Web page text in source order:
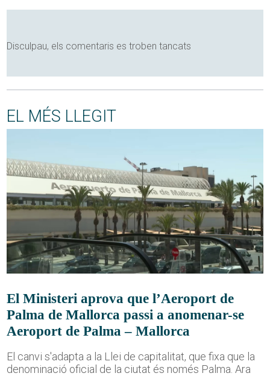
Disculpau, els comentaris es troben tancats
EL MÉS LLEGIT
El Ministeri aprova que l’Aeroport de
Palma de Mallorca passi a anomenar-se
Aeroport de Palma – Mallorca
El canvi s'adapta a la Llei de capitalitat, que fixa que la
denominació oficial de la ciutat és només Palma. Ara